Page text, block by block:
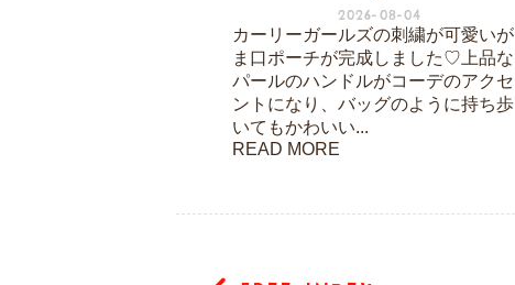
2026-08-04
カーリーガールズの刺繍が可愛いが
ま口ポーチが完成しました♡上品な
パールのハンドルがコーデのアクセ
ントになり、バッグのように持ち歩
いてもかわいい...
READ MORE